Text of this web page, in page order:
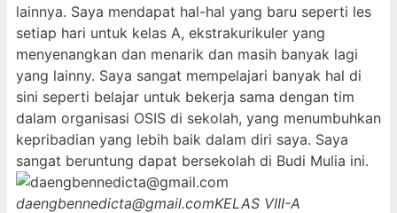
lainnya. Saya mendapat hal-hal yang baru seperti les
setiap hari untuk kelas A, ekstrakurikuler yang
menyenangkan dan menarik dan masih banyak lagi
yang lainny. Saya sangat mempelajari banyak hal di
sini seperti belajar untuk bekerja sama dengan tim
dalam organisasi OSIS di sekolah, yang menumbuhkan
kepribadian yang lebih baik dalam diri saya. Saya
sangat beruntung dapat bersekolah di Budi Mulia ini.
daengbennedicta@gmail.comKELAS VIII-A